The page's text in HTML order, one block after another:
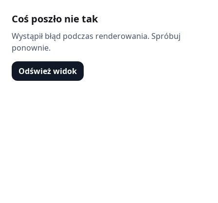
Coś poszło nie tak
Wystąpił błąd podczas renderowania. Spróbuj
ponownie.
Odśwież widok